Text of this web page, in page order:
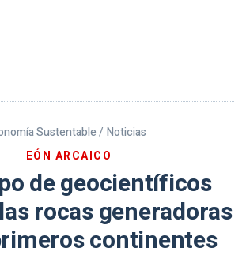
Sustentable / Noticias
EÓN ARCAICO
de geocientíficos
rocas generadoras
continentes